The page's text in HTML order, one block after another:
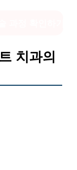
치과의